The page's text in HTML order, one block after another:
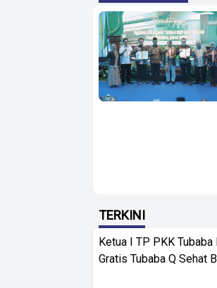
TERKINI
Ketua I TP PKK
Gratis Tubaba Q Sehat